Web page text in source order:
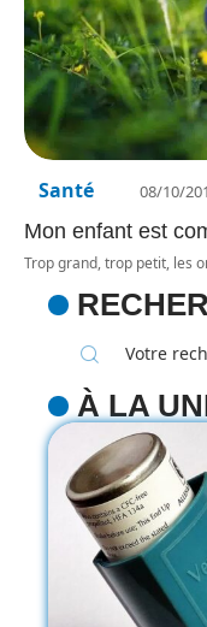
Santé 08/10/
Mon enfant est
Trop grand, trop petit, les
À LA